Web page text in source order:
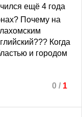
ещё 4 года
Почему на
Когда
и городом
0 / 1